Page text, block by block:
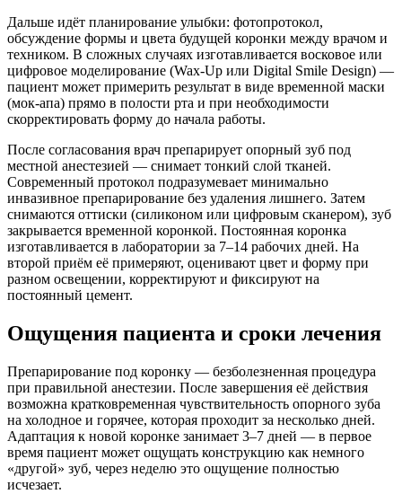
Дальше идёт планирование улыбки: фотопротокол,
обсуждение формы и цвета будущей коронки между врачом и
техником. В сложных случаях изготавливается восковое или
цифровое моделирование (Wax-Up или Digital Smile Design) —
пациент может примерить результат в виде временной маски
(мок-апа) прямо в полости рта и при необходимости
скорректировать форму до начала работы.
После согласования врач препарирует опорный зуб под
местной анестезией — снимает тонкий слой тканей.
Современный протокол подразумевает минимально
инвазивное препарирование без удаления лишнего. Затем
снимаются оттиски (силиконом или цифровым сканером), зуб
закрывается временной коронкой. Постоянная коронка
изготавливается в лаборатории за 7–14 рабочих дней. На
второй приём её примеряют, оценивают цвет и форму при
разном освещении, корректируют и фиксируют на
постоянный цемент.
Ощущения пациента и сроки лечения
Препарирование под коронку — безболезненная процедура
при правильной анестезии. После завершения её действия
возможна кратковременная чувствительность опорного зуба
на холодное и горячее, которая проходит за несколько дней.
Адаптация к новой коронке занимает 3–7 дней — в первое
время пациент может ощущать конструкцию как немного
«другой» зуб, через неделю это ощущение полностью
исчезает.